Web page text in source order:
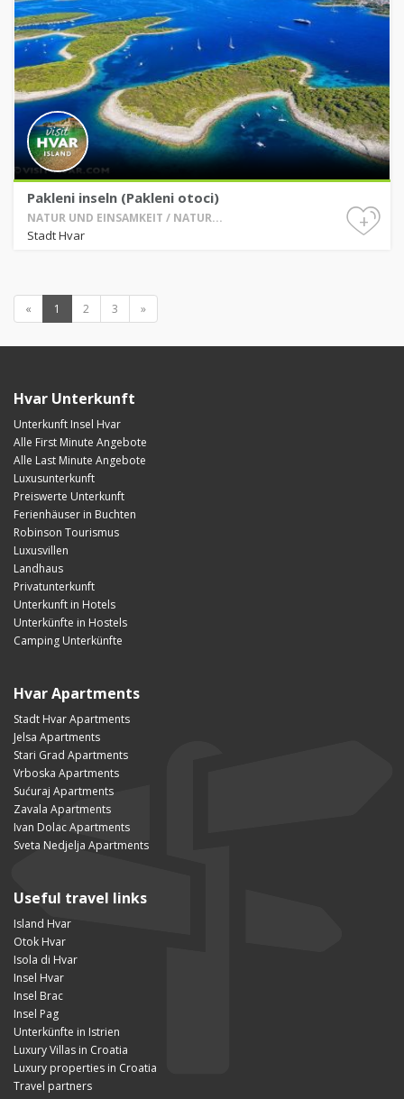
Pakleni inseln (Pakleni otoci)
NATUR UND EINSAMKEIT / NATUR...
Stadt Hvar
+
« 1 2 3 »
Hvar Unterkunft
Unterkunft Insel Hvar
Alle First Minute Angebote
Alle Last Minute Angebote
Luxusunterkunft
Preiswerte Unterkunft
Ferienhäuser in Buchten
Robinson Tourismus
Luxusvillen
Landhaus
Privatunterkunft
Unterkunft in Hotels
Unterkünfte in Hostels
Camping Unterkünfte
Hvar Apartments
Stadt Hvar Apartments
Jelsa Apartments
Stari Grad Apartments
Vrboska Apartments
Sućuraj Apartments
Zavala Apartments
Ivan Dolac Apartments
Sveta Nedjelja Apartments
Useful travel links
Island Hvar
Otok Hvar
Isola di Hvar
Insel Hvar
Insel Brac
Insel Pag
Unterkünfte in Istrien
Luxury Villas in Croatia
Luxury properties in Croatia
Travel partners